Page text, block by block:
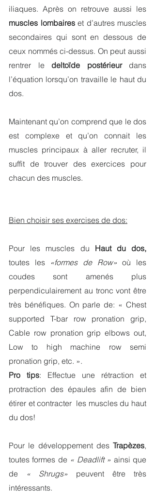
muscles lombaires et d’autres muscles
secondaires qui sont en dessous de
ceux nommés ci-dessus. On peut aussi
rentrer le deltoïde postérieur dans
l’équation lorsqu’on travaille le haut du
dos.
Maintenant qu’on comprend que le dos
est complexe et qu’on connait les
muscles principaux à aller recruter, il
suffit de trouver des exercices pour
chacun des muscles.
Bien choisir ses exercises de dos:
Pour les muscles du Haut du dos,
toutes les «formes de Row» où les
coudes sont amenés plus
perpendiculairement au tronc vont être
très bénéfiques. On parle de: « Chest
supported T-bar row pronation grip,
Cable row pronation grip elbows out,
Low to high machine row semi
pronation grip, etc. ».
Pro tips: Effectue une rétraction et
protraction des épaules afin de bien
étirer et contracter  les muscles du haut
du dos!
Pour le développement des Trapèzes,
toutes formes de « Deadlift » ainsi que
de « Shrugs»
peuvent être très
intéressants.